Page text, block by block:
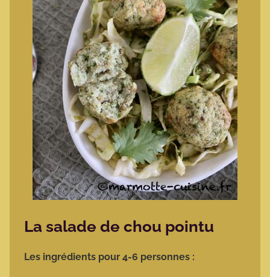
La salade de chou pointu
Les ingrédients pour 4-6 personnes :